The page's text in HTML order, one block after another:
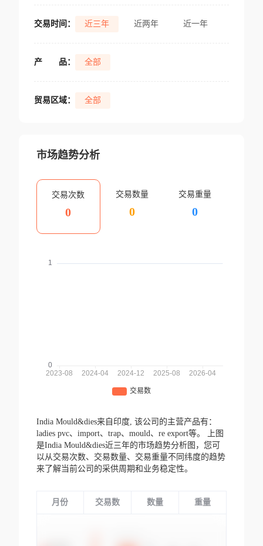
交易时间： 近三年 近两年 近一年
产 品： 全部
贸易区域： 全部
市场趋势分析
交易次数
0
交易数量
0
交易重量
0
India Mould&dies来自印度, 该公司的主营产品有：
ladies pvc、import、trap、mould、re export等。
上图
是India Mould&dies近三年的市场趋势分析图，您可
以从交易次数、交易数量、交易重量不同纬度的趋势
来了解当前公司的采供周期和业务稳定性。
月份 交易数 数量 重量